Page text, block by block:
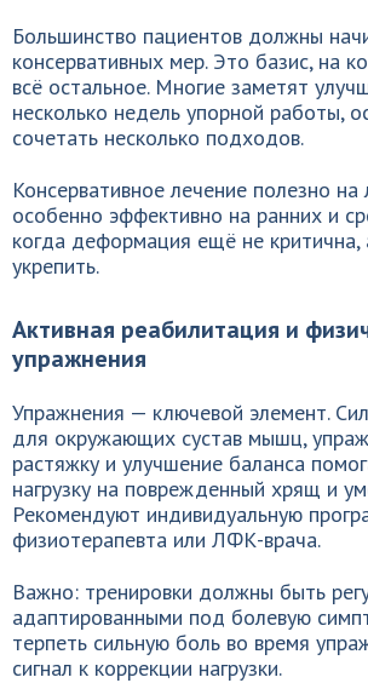
Большинство пациентов должны
консервативных мер. Это базис, на
всё остальное. Многие заметят
несколько недель упорной работы,
сочетать несколько подходов.
Консервативное лечение полезно
особенно эффективно на ранних и
когда деформация ещё не
укрепить.
Активная реабилитация и
упражнения
Упражнения — ключевой элемент.
для окружающих сустав мышц,
растяжку и улучшение баланса
нагрузку на поврежденный хрящ и
Рекомендуют индивидуальную
физиотерапевта или ЛФК-врача.
Важно: тренировки должны быть
адаптированными под болевую
терпеть сильную боль во время
сигнал к коррекции нагрузки.